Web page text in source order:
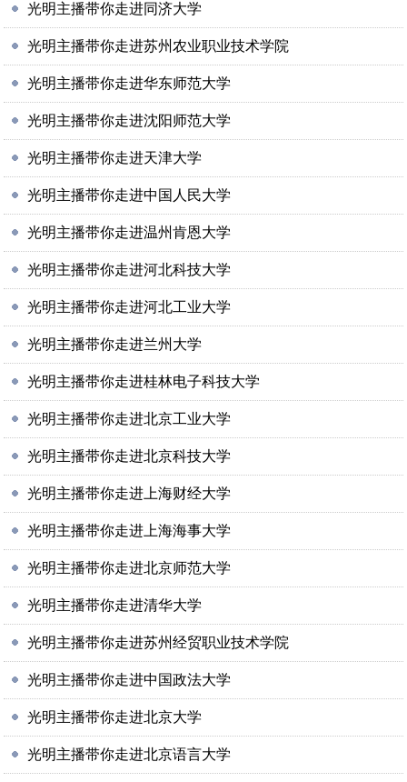
光明主播带你走进同济大学
光明主播带你走进苏州农业职业技术学院
光明主播带你走进华东师范大学
光明主播带你走进沈阳师范大学
光明主播带你走进天津大学
光明主播带你走进中国人民大学
光明主播带你走进温州肯恩大学
光明主播带你走进河北科技大学
光明主播带你走进河北工业大学
光明主播带你走进兰州大学
光明主播带你走进桂林电子科技大学
光明主播带你走进北京工业大学
光明主播带你走进北京科技大学
光明主播带你走进上海财经大学
光明主播带你走进上海海事大学
光明主播带你走进北京师范大学
光明主播带你走进清华大学
光明主播带你走进苏州经贸职业技术学院
光明主播带你走进中国政法大学
光明主播带你走进北京大学
光明主播带你走进北京语言大学